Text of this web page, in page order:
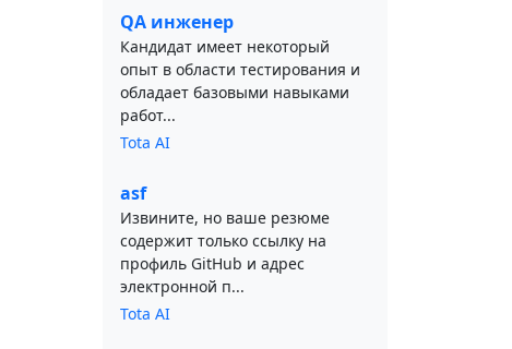
QA инженер
Кандидат имеет некоторый
опыт в области тестирования и
обладает базовыми навыками
работ...
Tota AI
asf
Извините, но ваше резюме
содержит только ссылку на
профиль GitHub и адрес
электронной п...
Tota AI